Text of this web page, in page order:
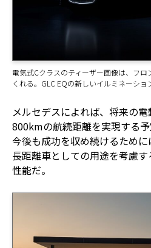
電気式Cクラスのティーザー画像は、フ
くれる。GLC EQの新しいイルミネーショ
メルセデスによれば、将来の
800kmの航続距離を実現する
今後も成功を収め続けるため
長距離車としての用途を考慮
性能だ。